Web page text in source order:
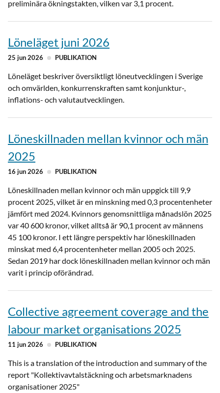
preliminära ökningstakten, vilken var 3,1 procent.
Löneläget juni 2026
25 jun 2026 PUBLIKATION
Löneläget beskriver översiktligt löneutvecklingen i Sverige
och omvärlden, konkurrenskraften samt konjunktur-,
inflations- och valutautvecklingen.
Löneskillnaden mellan kvinnor och män
2025
16 jun 2026 PUBLIKATION
Löneskillnaden mellan kvinnor och män uppgick till 9,9
procent 2025, vilket är en minskning med 0,3 procentenheter
jämfört med 2024. Kvinnors genomsnittliga månadslön 2025
var 40 600 kronor, vilket alltså är 90,1 procent av männens
45 100 kronor. I ett längre perspektiv har löneskillnaden
minskat med 6,4 procentenheter mellan 2005 och 2025.
Sedan 2019 har dock löneskillnaden mellan kvinnor och män
varit i princip oförändrad.
Collective agreement coverage and the
labour market organisations 2025
11 jun 2026 PUBLIKATION
This is a translation of the introduction and summary of the
report "Kollektivavtalstäckning och arbetsmarknadens
organisationer 2025"